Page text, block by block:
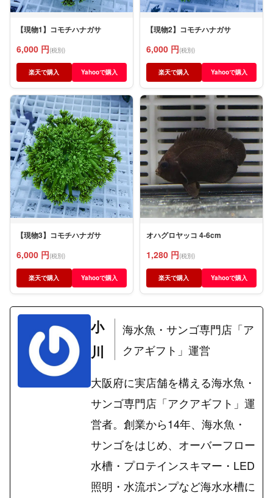
【現物1】コモチハナガサ
6,000 円(税別)
楽天で購入 Yahooで購入
【現物2】コモチハナガサ
6,000 円(税別)
楽天で購入 Yahooで購入
【現物3】コモチハナガサ
6,000 円(税別)
楽天で購入 Yahooで購入
オハグロヤッコ 4-6cm
1,280 円(税別)
楽天で購入 Yahooで購入
小
川
海水魚・サンゴ専門店「ア
クアギフト」運営
大阪府に実店舗を構える海水魚・
サンゴ専門店「アクアギフト」運
営者。創業から14年、海水魚・
サンゴをはじめ、オーバーフロー
水槽・プロテインスキマー・LED
照明・水流ポンプなど海水水槽に